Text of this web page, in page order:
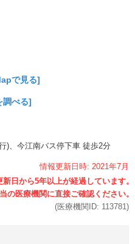
で見る]
調べる]
)、今江南バス停下車 徒歩2分
情報更新日時: 2021年7月
(医療機関ID: 113781 )